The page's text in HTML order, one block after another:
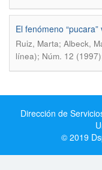
El fenómeno
Ruiz, Marta; Albeck,
línea); Núm. 12
Dirección de
© 2019